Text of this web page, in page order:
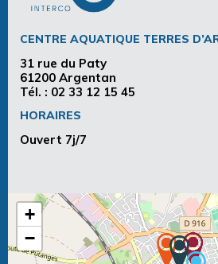
CENTRE AQUATIQUE TERRES
31 rue du Paty
61200 Argentan
Tél. : 02 33 12 15 45
HORAIRES
Ouvert 7j/7
+
−